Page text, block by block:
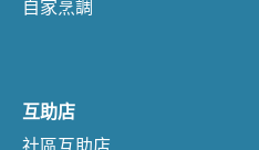
自家烹調
互助店